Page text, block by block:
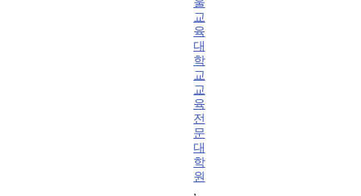
울
교
육
대
학
교
교
육
전
문
대
학
원
,